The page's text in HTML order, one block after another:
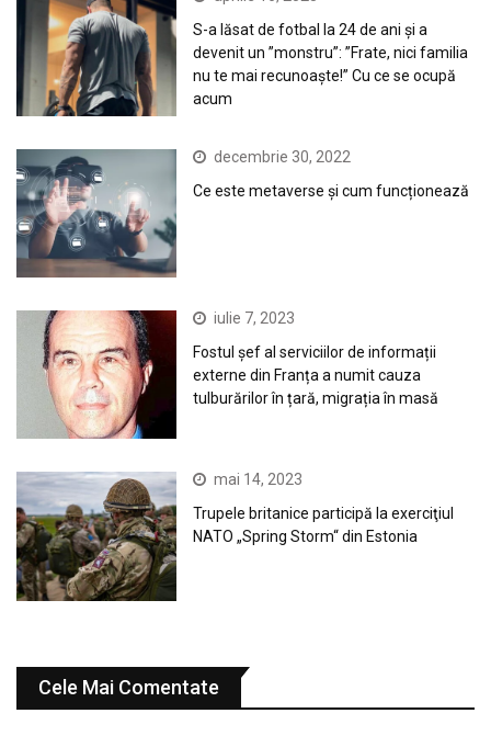
S-a lăsat de fotbal la 24 de ani și a
devenit un ”monstru”: ”Frate, nici familia
nu te mai recunoaște!” Cu ce se ocupă
acum
decembrie 30, 2022
Ce este metaverse și cum funcționează
iulie 7, 2023
Fostul șef al serviciilor de informații
externe din Franța a numit cauza
tulburărilor în țară, migrația în masă
mai 14, 2023
Trupele britanice participă la exerciţiul
NATO „Spring Storm“ din Estonia
Cele Mai Comentate